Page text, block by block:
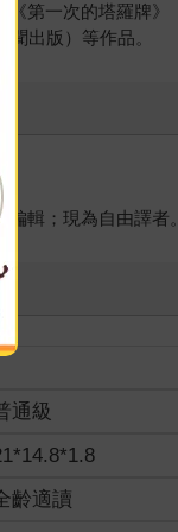
第一次的塔羅牌》
出版）等作品。
輯；現為自由譯者。
通級
齡適讀